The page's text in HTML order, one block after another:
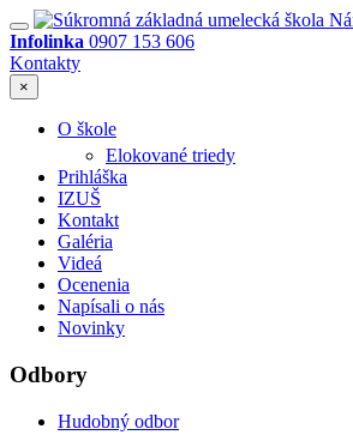
Infolinka 0907 153 606
Kontakty
×
O škole
Elokované triedy
Prihláška
IZUŠ
Kontakt
Galéria
Videá
Ocenenia
Napísali o nás
Novinky
Odbory
Hudobný odbor